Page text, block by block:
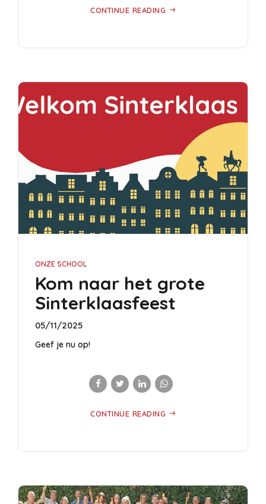
CONTINUE READING
ONZE SCHOOL
Kom naar het grote
Sinterklaasfeest
05/11/2025
Geef je nu op!
CONTINUE READING